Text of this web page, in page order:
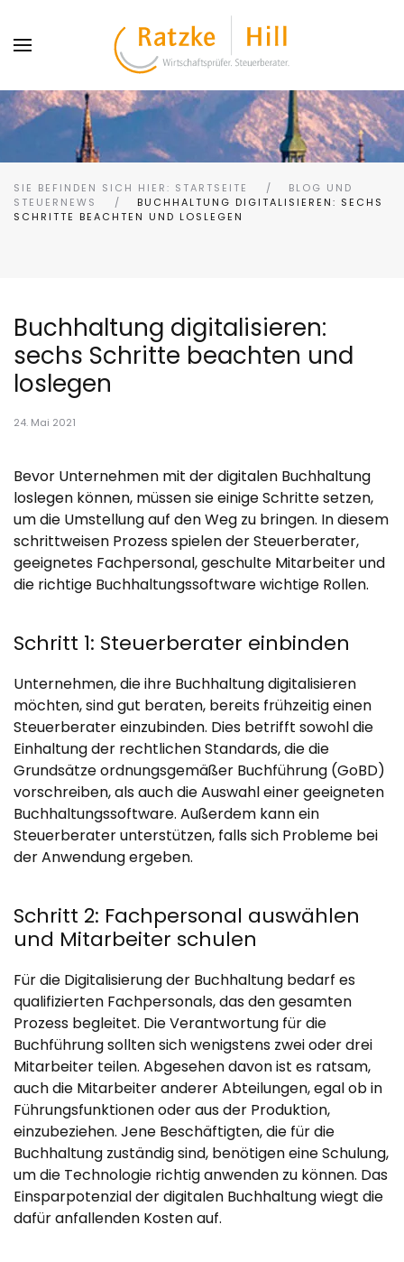
SIE BEFINDEN SICH HIER: STARTSEITE
BLOG UND
STEUERNEWS
BUCHHALTUNG DIGITALISIEREN: SECHS
SCHRITTE BEACHTEN UND LOSLEGEN
Buchhaltung digitalisieren:
sechs Schritte beachten und
loslegen
24. Mai 2021
Bevor Unternehmen mit der digitalen Buchhaltung
loslegen können, müssen sie einige Schritte setzen,
um die Umstellung auf den Weg zu bringen. In diesem
schrittweisen Prozess spielen der Steuerberater,
geeignetes Fachpersonal, geschulte Mitarbeiter und
die richtige Buchhaltungssoftware wichtige Rollen.
Schritt 1: Steuerberater einbinden
Unternehmen, die ihre Buchhaltung digitalisieren
möchten, sind gut beraten, bereits frühzeitig einen
Steuerberater einzubinden. Dies betrifft sowohl die
Einhaltung der rechtlichen Standards, die die
Grundsätze ordnungsgemäßer Buchführung (GoBD)
vorschreiben, als auch die Auswahl einer geeigneten
Buchhaltungssoftware. Außerdem kann ein
Steuerberater unterstützen, falls sich Probleme bei
der Anwendung ergeben.
Schritt 2: Fachpersonal auswählen
und Mitarbeiter schulen
Für die Digitalisierung der Buchhaltung bedarf es
qualifizierten Fachpersonals, das den gesamten
Prozess begleitet. Die Verantwortung für die
Buchführung sollten sich wenigstens zwei oder drei
Mitarbeiter teilen. Abgesehen davon ist es ratsam,
auch die Mitarbeiter anderer Abteilungen, egal ob in
Führungsfunktionen oder aus der Produktion,
einzubeziehen. Jene Beschäftigten, die für die
Buchhaltung zuständig sind, benötigen eine Schulung,
um die Technologie richtig anwenden zu können. Das
Einsparpotenzial der digitalen Buchhaltung wiegt die
dafür anfallenden Kosten auf.